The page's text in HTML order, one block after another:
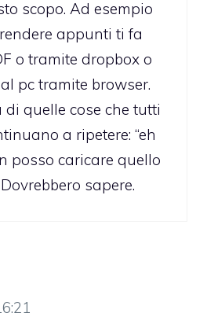
scopo. Ad esempio
appunti ti fa
o tramite dropbox o
pc tramite browser.
di quelle cose che tutti
a ripetere: “eh
posso caricare quello
sapere.